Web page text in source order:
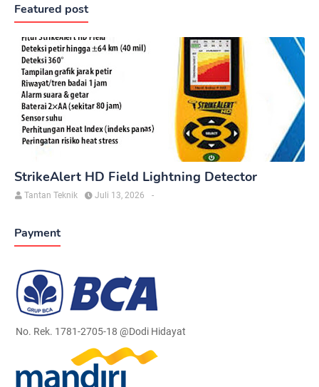
Featured post
StrikeAlert HD Field Lightning Detector
Tantan Teknik -
Juli 13, 2026
Payment
No. Rek. 1781-2705-18 @Dodi Hidayat